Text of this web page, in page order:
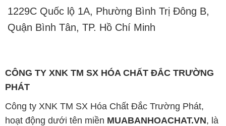
1229C Quốc lộ 1A, Phường Bình Trị Đông B,
Quận Bình Tân, TP. Hồ Chí Minh
CÔNG TY XNK TM SX HÓA CHẤT ĐẮC TRƯỜNG
PHÁT
Công ty XNK TM SX Hóa Chất Đắc Trường Phát,
hoạt động dưới tên miền MUABANHOACHAT.VN, là